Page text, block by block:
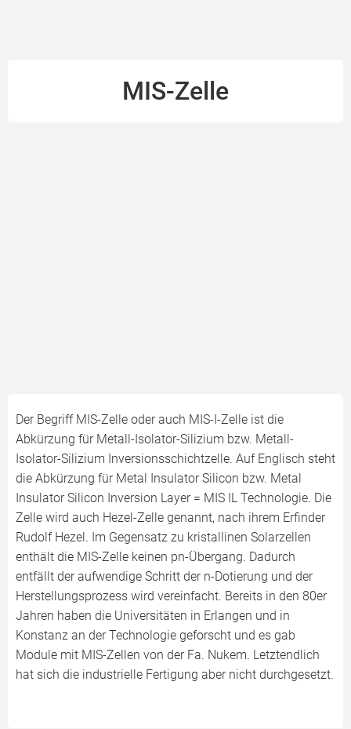
MIS-Zelle
Der Begriff MIS-Zelle oder auch MIS-I-Zelle ist die
Abkürzung für Metall-Isolator-Silizium bzw. Metall-
Isolator-Silizium Inversionsschichtzelle. Auf Englisch steht
die Abkürzung für Metal Insulator Silicon bzw. Metal
Insulator Silicon Inversion Layer = MIS IL Technologie. Die
Zelle wird auch Hezel-Zelle genannt, nach ihrem Erfinder
Rudolf Hezel. Im Gegensatz zu kristallinen Solarzellen
enthält die MIS-Zelle keinen pn-Übergang. Dadurch
entfällt der aufwendige Schritt der n-Dotierung und der
Herstellungsprozess wird vereinfacht. Bereits in den 80er
Jahren haben die Universitäten in Erlangen und in
Konstanz an der Technologie geforscht und es gab
Module mit MIS-Zellen von der Fa. Nukem. Letztendlich
hat sich die industrielle Fertigung aber nicht durchgesetzt.